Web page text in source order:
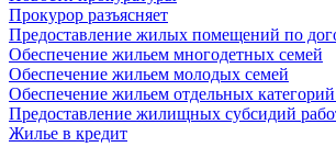
Прокурор разъясняет
Предоставление жилых помещений по
Обеспечение жильем многодетных семей
Обеспечение жильем молодых семей
Обеспечение жильем отдельных
Предоставление жилищных субсидий
Жилье в кредит